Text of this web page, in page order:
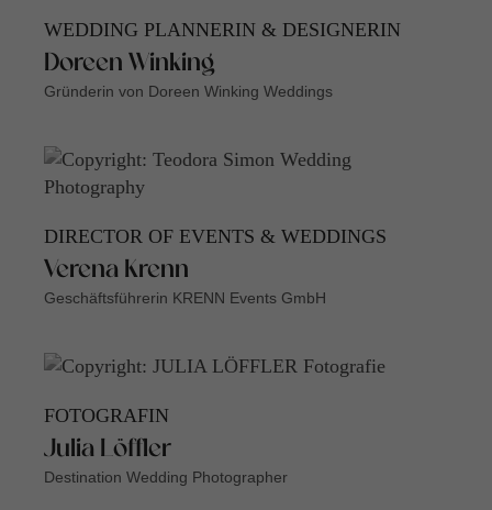
WEDDING PLANNERIN & DESIGNERIN
Doreen Winking
Gründerin von Doreen Winking Weddings
DIRECTOR OF EVENTS & WEDDINGS
Verena Krenn
Geschäftsführerin KRENN Events GmbH
FOTOGRAFIN
Julia Löffler
Destination Wedding Photographer